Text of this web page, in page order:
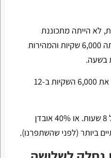
ליצר 20 שעות, לא הייתה מתכוננת
השבתה, התפוקה בפועל הייתה 6,000 שקיות והמהירות
כלומר, תיאורטית יכולנו ליצר את 6,000 השקיות ב-12
מכאן, יש לנו אובדן יעילות של 8 שעות. או 40% אובדן
ביותר (לפני שהשתפרנו).